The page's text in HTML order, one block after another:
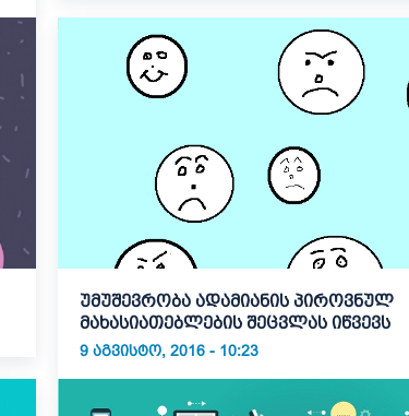
უმუშევრობა ადამიანის პიროვნულ
მახასიათებლების შეცვლას იწვევს
9 ᲐᲒᲕᲘᲡᲢᲝ, 2016 - 10:23